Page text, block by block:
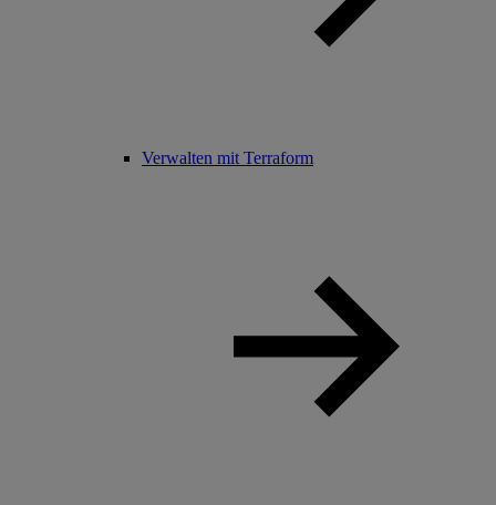
Verwalten mit Terraform